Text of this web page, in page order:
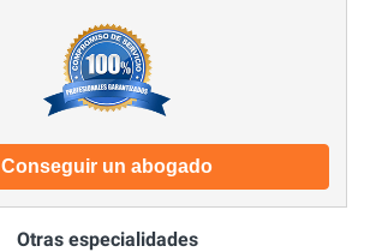
Conseguir un abogado
Otras especialidades